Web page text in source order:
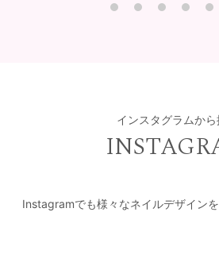
インスタグラムから
Instagramでも様々なネイルデザインを